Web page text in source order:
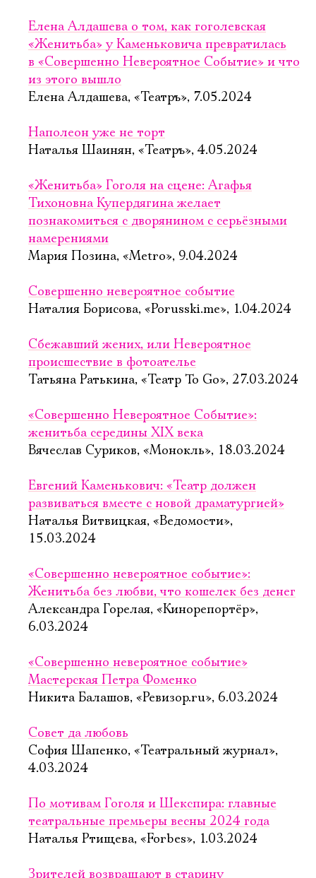
Елена Алдашева о том, как гоголевская
«Женитьба» у Каменьковича превратилась
в «Совершенно Невероятное Событие» и что
из этого вышло
Елена Алдашева, «Театръ», 7.05.2024
Наполеон уже не торт
Наталья Шаинян, «Театръ», 4.05.2024
«Женитьба» Гоголя на сцене: Агафья
Тихоновна Купердягина желает
познакомиться с дворянином с серьёзными
намерениями
Мария Позина, «Metro», 9.04.2024
Совершенно невероятное событие
Наталия Борисова, «Porusski.me», 1.04.2024
Сбежавший жених, или Невероятное
происшествие в фотоателье
Татьяна Ратькина, «Театр To Go», 27.03.2024
«Совершенно Невероятное Событие»:
женитьба середины XIX века
Вячеслав Суриков, «Монокль», 18.03.2024
Евгений Каменькович: «Театр должен
развиваться вместе с новой драматургией»
Наталья Витвицкая, «Ведомости»,
15.03.2024
«Совершенно невероятное событие»:
Женитьба без любви, что кошелек без денег
Александра Горелая, «Кинорепортёр»,
6.03.2024
«Совершенно невероятное событие»
Мастерская Петра Фоменко
Никита Балашов, «Ревизор.ru», 6.03.2024
Совет да любовь
София Шапенко, «Театральный журнал»,
4.03.2024
По мотивам Гоголя и Шекспира: главные
театральные премьеры весны 2024 года
Наталья Ртищева, «Forbes», 1.03.2024
Зрителей возвращают в старину